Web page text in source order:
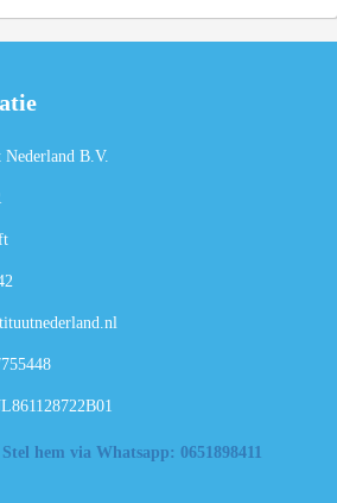
B.V.
Stel hem via Whatsapp: 0651898411